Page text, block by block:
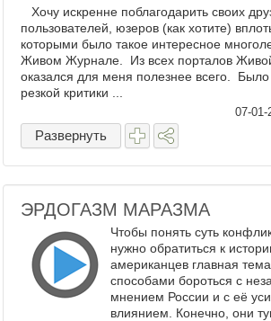
Хочу искренне поблагодарить своих
пользователей, юзеров (как хотите)
которыми было такое интересное
Живом Журнале. Из всех порталов
оказался для меня полезнее всего.
резкой критики ...
07-01-
Развернуть
ЭРДОГАЗМ МАРАЗМА
Чтобы понять суть
нужно обратиться к
американцев главная
способами бороться с
мнением России и с её
влиянием. Конечно, они